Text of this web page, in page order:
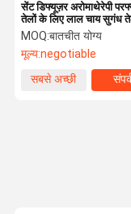
कारखाने का दौरा
सेंट डिफ्यूज़र अरोमाथेरेपी
तेलों के लिए लाल चाय सुगंध
MOQ:बातचीत योग्य
मूल्य:negotiable
सबसे अच्छी